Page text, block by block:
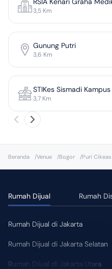
3,5 Km
Gunung Putri
3,6 Km
STIKes Sismadi
3,7 Km
Beranda /Venue /Bogor /Puri Cikeas
Rumah Dijual Rumah
Rumah Dijual di Jakarta
Rumah Dijual di Jakarta Selatan
Rumah Dijual di Jakarta Utara